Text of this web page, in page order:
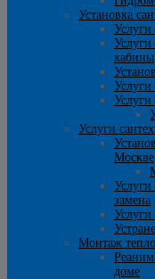
Установка
Услуги
кабины
Услуги
Услуги
Услуги
Москве
Услуги
замена
Услуги
Монтаж
доме